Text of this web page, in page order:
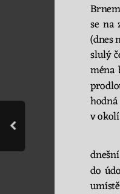
se na
(dnes
slulý
ména
hodná
v
dnešn
do